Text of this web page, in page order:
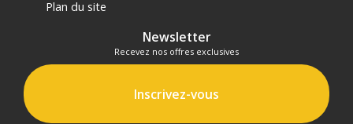
Plan du site
Newsletter
Recevez nos offres exclusives
Inscrivez-vous